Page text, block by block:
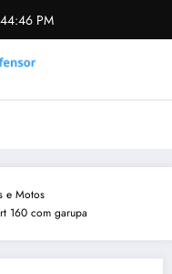
PM
e Motos
160 com garupa